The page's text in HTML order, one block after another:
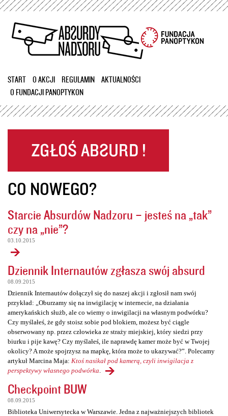
Przejdź
treści
START O AKCJI REGULAMIN
AKTUALNOŚCI
O FUNDACJI PANOPTYKON
CO NOWEGO?
Starcie Absurdów Nadzoru – jesteś na „tak”
czy na „nie”?
03.10.2015
Dziennik Internautów zgłasza swój absurd
08.09.2015
Dziennik Internautów dołączył się do naszej akcji i zgłosił nam swój
przykład: „Oburzamy się na inwigilację w internecie, na działania
amerykańskich służb, ale co wiemy o inwigilacji na własnym podwórku?
Czy myślałeś, że gdy stoisz sobie pod blokiem, możesz być ciągle
obserwowany np. przez człowieka ze straży miejskiej, który siedzi przy
biurku i pije kawę? Czy myślałeś, ile naprawdę kamer może być w Twojej
okolicy? A może spojrzysz na mapkę, która może to ukazywać?”. Polecamy
artykuł Marcina Maja: Ktoś nasikał pod kamerą, czyli inwigilacja z
perspektywy własnego podwórka
Checkpoint BUW
08.09.2015
Biblioteka Uniwersytecka w Warszawie. Jedna z najważniejszych bibliotek